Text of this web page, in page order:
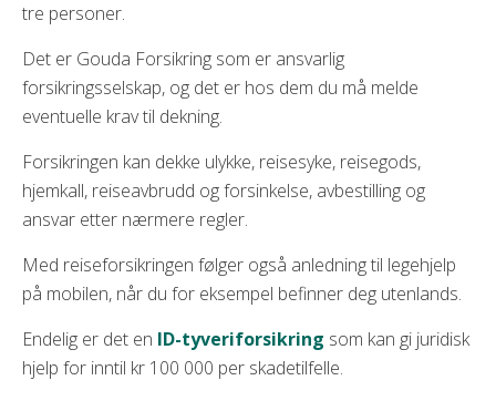
tre personer.
Det er Gouda Forsikring som er ansvarlig
forsikringsselskap, og det er hos dem du må melde
eventuelle krav til dekning.
Forsikringen kan dekke ulykke, reisesyke, reisegods,
hjemkall, reiseavbrudd og forsinkelse, avbestilling og
ansvar etter nærmere regler.
Med reiseforsikringen følger også anledning til legehjelp
på mobilen, når du for eksempel befinner deg utenlands.
Endelig er det en ID-tyveriforsikring som kan gi juridisk
hjelp for inntil kr 100 000 per skadetilfelle.